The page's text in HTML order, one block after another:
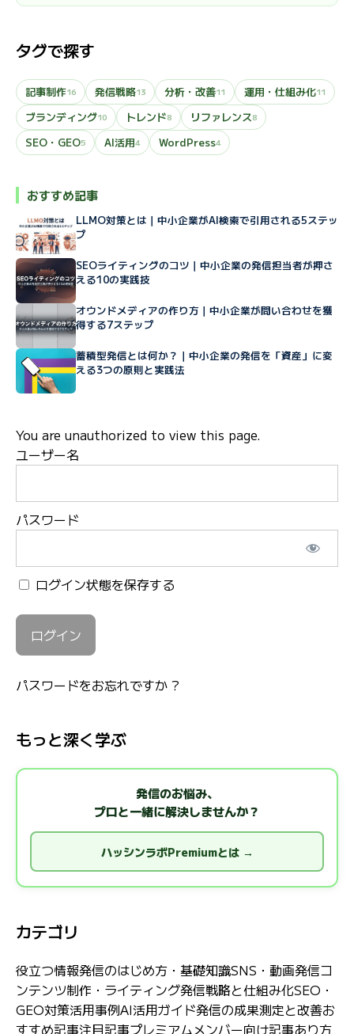
タグで探す
記事制作16 発信戦略13 分析・改善11 運用・仕組み化11
ブランディング10 トレンド8 リファレンス8
SEO・GEO5 AI活用4 WordPress4
おすすめ記事
LLMO対策とは｜中小企業がAI検索で引用される5ステッ
プ
SEOライティングのコツ｜中小企業の発信担当者が押さ
える10の実践技
オウンドメディアの作り方｜中小企業が問い合わせを獲
得する7ステップ
蓄積型発信とは何か？｜中小企業の発信を「資産」に変
える3つの原則と実践法
You are unauthorized to view this page.
ユーザー名
パスワード
ログイン状態を保存する
パスワードをお忘れですか ?
もっと深く学ぶ
発信のお悩み、
プロと一緒に解決しませんか？
ハッシンラボPremiumとは →
カテゴリ
役立つ情報発信のはじめ方・基礎知識SNS・動画発信コ
ンテンツ制作・ライティング発信戦略と仕組み化SEO・
GEO対策活用事例AI活用ガイド発信の成果測定と改善お
すすめ記事注目記事プレミアムメンバー向け記事あり方